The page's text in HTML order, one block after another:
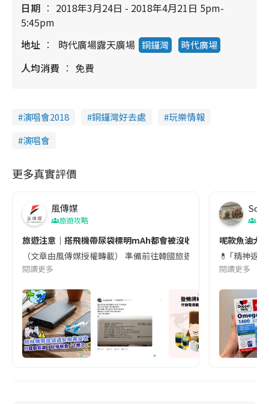
日期
2018年3月24日 - 2018年4月21日 5pm-
5:45pm
地址
時代廣場露天廣場 銅鑼灣 時代廣場
人均消費 免費
演唱會2018 銅鑼灣好去處
玩樂情報
演唱會
更多真實評價
風傳媒
旅遊攻略
旅遊注意｜搭飛機帶尿袋標明mAh都會被沒收😱出發前切記檢查
（文章由風傳媒授權轉載） 準備前往韓國旅遊的民眾，近期要
閱讀更多
Soul
呢款魚油大
💊 ｢精神返
閱讀更多